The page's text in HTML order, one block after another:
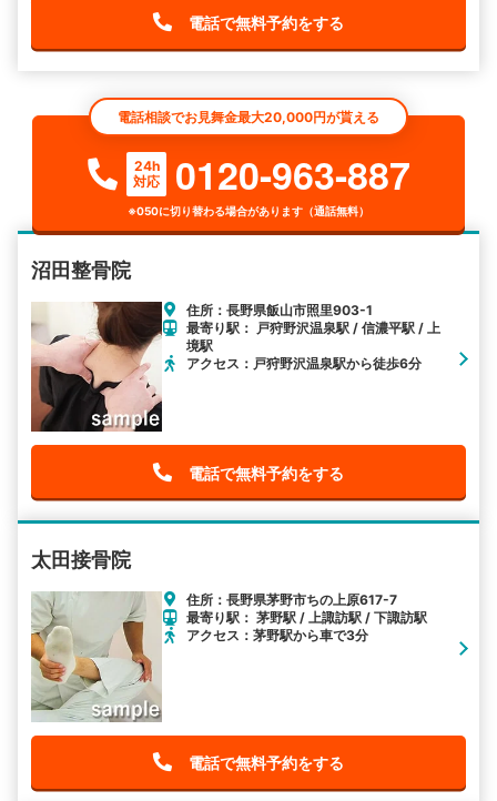
電話で無料予約をする
電話相談でお見舞金最大20,000円が貰える
24h
対応
0120-963-887
※050に切り替わる場合があります（通話無料）
沼田整骨院
住所：長野県飯山市照里903-1
最寄り駅： 戸狩野沢温泉駅 / 信濃平駅 / 上
境駅
アクセス：戸狩野沢温泉駅から徒歩6分
電話で無料予約をする
太田接骨院
住所：長野県茅野市ちの上原617-7
最寄り駅： 茅野駅 / 上諏訪駅 / 下諏訪駅
アクセス：茅野駅から車で3分
電話で無料予約をする